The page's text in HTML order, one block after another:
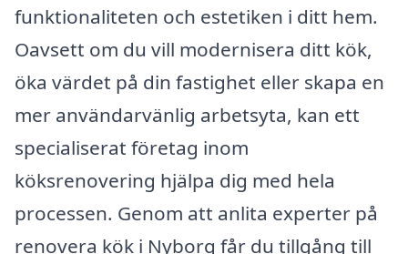
funktionaliteten och estetiken i ditt hem.
Oavsett om du vill modernisera ditt kök,
öka värdet på din fastighet eller skapa en
mer användarvänlig arbetsyta, kan ett
specialiserat företag inom
köksrenovering hjälpa dig med hela
processen. Genom att anlita experter på
renovera kök i Nyborg får du tillgång till